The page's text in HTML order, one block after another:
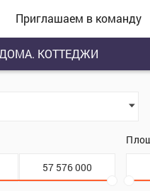
Приглашаем в команду
КОТТЕДЖИ